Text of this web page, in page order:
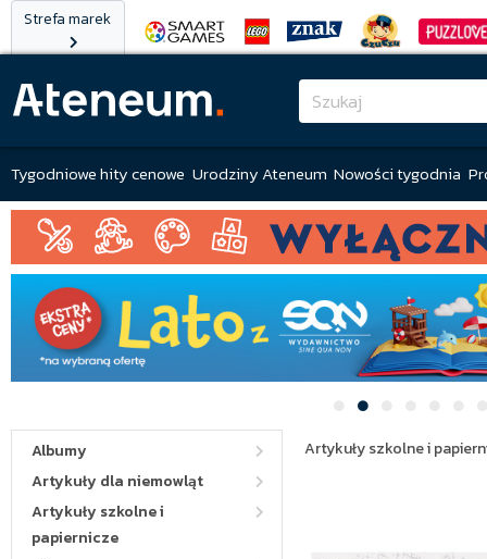
Strefa marek
Tygodniowe hity cenowe Urodziny Ateneum Nowości tygodnia
Albumy
Artykuły dla niemowląt
Artykuły szkolne i
papiernicze
Artykuły szkolne i